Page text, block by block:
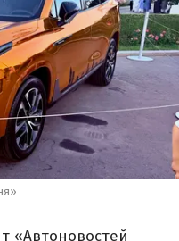
«Автоновостей